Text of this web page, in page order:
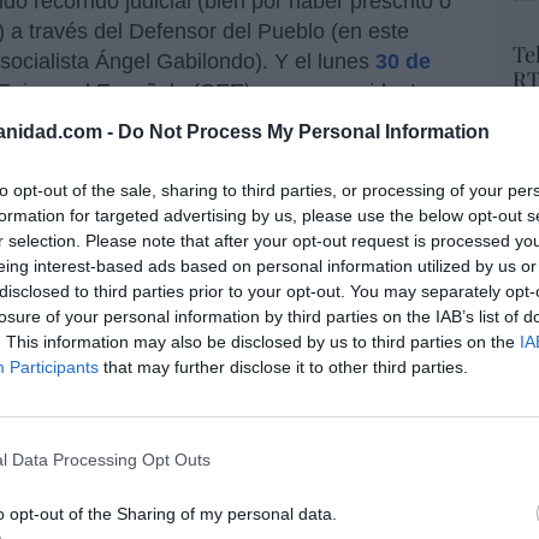
- Do Not Process My Personal Information
opt-out of the sale, sharing to third parties, or processing of your
for targeted advertising by us, please use the below opt-out
selection. Please note that after your opt-out request is processed
interest-based ads based on personal information utilized by us
to third parties prior to your opt-out. You may separately
of your personal information by third parties on the IAB’s list of
This information may also be disclosed by us to third parties on the
Participants that may further disclose it to other third parties.
Data Processing Opt Outs
opt-out of the Sharing of my personal data.
través del Defensor del Pueblo (en este
Ángel Gabilondo). Y el lunes 30 de
Española (CEE) con su presidente
Española de Religiosos (CONFER) con
Pueblo Ángel Gabilondo y el ministro de
las Cortes Félix Bolaños han firmado el
8 de enero: un protocolo para reconocer y
en el ámbito de la Iglesia Católica.
de por qué solo se reabren los abusos
católica -todos ellos absolutamente
que hayan prescrito. Y por qué la única
a reparar, incluso casos
que los abusos sexuales cometidos
estadísticas, tan solo el 0,2%. ¿Y con el
y Bolaños? ¿O es que hay interés en
tu